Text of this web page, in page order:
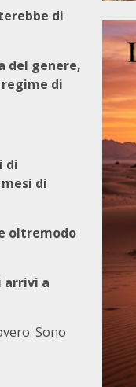
di
del genere,
di
di
di
oltremodo
arrivi a
Sono